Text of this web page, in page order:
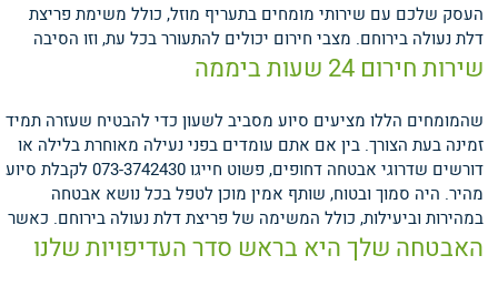
העסק שלכם עם שירותי מומחים בתעריף מוזל, כולל משימת פריצת
דלת נעולה בירוחם.
שירות חירום 24 שעות ביממה
מצבי חירום יכולים להתעורר בכל עת, וזו הסיבה
שהמומחים הללו מציעים סיוע מסביב לשעון כדי להבטיח שעזרה תמיד
זמינה בעת הצורך. בין אם אתם עומדים בפני נעילה מאוחרת בלילה או
דורשים שדרוגי אבטחה דחופים, פשוט חייגו 073-3742430 לקבלת סיוע
מהיר. היה סמוך ובטוח, שותף אמין מוכן לטפל בכל נושא אבטחה
במהירות וביעילות, כולל המשימה של פריצת דלת נעולה בירוחם.
האבטחה שלך היא בראש סדר העדיפויות שלנו
כאשר